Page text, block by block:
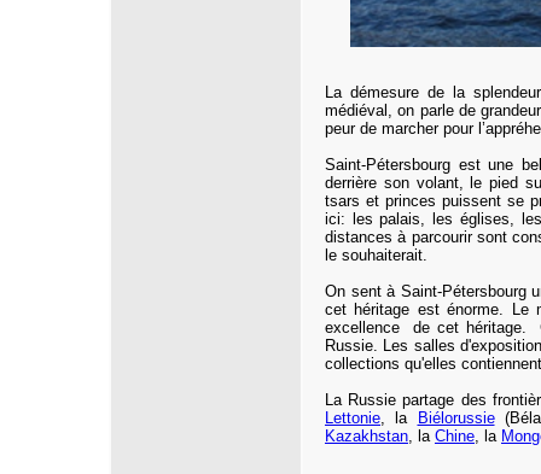
La démesure de la
médiéval, on parle de
peur de marcher pour
Saint-Pétersbourg est une
derrière son volant, le pied
tsars et princes puissent se
ici: les palais, les églises,
distances à parcourir sont
le souhaiterait.
On sent à Saint-Pétersbourg
cet héritage est énorme. Le
excellence de cet héritage.
Russie. Les salles
collections qu'elles
La Russie partage des
Lettonie, la Biélorussie
Kazakhstan, la Chine, la